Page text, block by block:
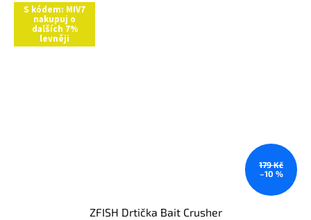
S kódem: MIV7
nakupuj o
dalších 7%
levněji
179 Kč
–10 %
ZFISH Drtička Bait Crusher